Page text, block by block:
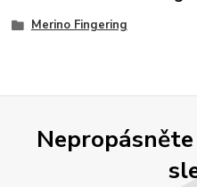
Merino Fingering